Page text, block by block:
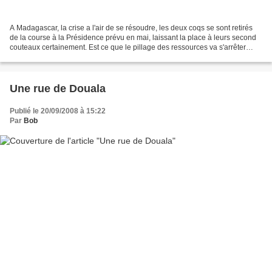
A Madagascar, la crise a l'air de se résoudre, les deux coqs se sont retirés
de la course à la Présidence prévu en mai, laissant la place à leurs second
couteaux certainement. Est ce que le pillage des ressources va s'arrêter
Une rue de Douala
Publié le 20/09/2008 à 15:22
Par Bob